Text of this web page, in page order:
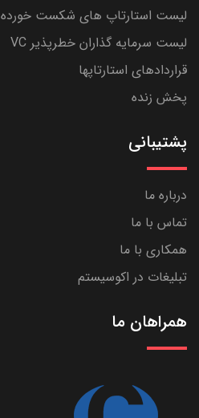
لیست استارتاپ های شکست خورده
لیست سرمایه گذاران خطرپذیر VC
قراردادهای استارتاپها
پخش زنده
پشتیبانی
درباره ما
تماس با ما
همکاری با ما
تبلیغات در اکوسیستم
همراهان ما